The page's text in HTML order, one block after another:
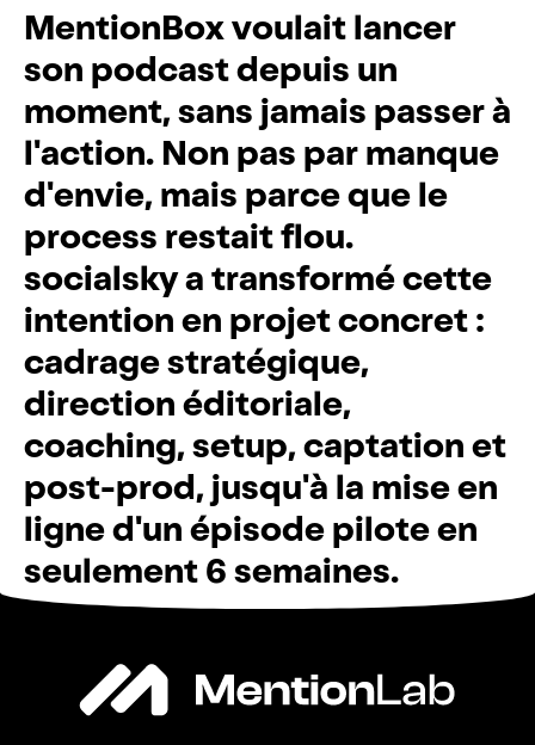
MentionBoxvoulaitlancer
son podcastdepuis un
moment,sans jamais passerà
l'action.Non pas parmanque
d'envie, mais parcequele
process restaitflou.
socialskyatransformécette
intentionen projetconcret:
cadragestratégique,
directionéditoriale,
coaching,setup,captationet
post-prod, jusqu'à la miseen
ligned'unépisodepiloteen
seulement6semaines.